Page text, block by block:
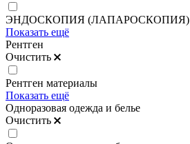
ЭНДОСКОПИЯ (ЛАПАРОСКОПИЯ)
Показать ещё
Рентген
Очистить
Рентген материалы
Показать ещё
Одноразовая одежда и белье
Очистить